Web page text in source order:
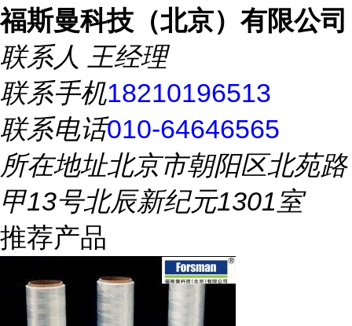
福斯曼科技（北京）有限公司
联系人 王经理
联系手机18210196513
联系电话010-64646565
所在地址北京市朝阳区北苑路
甲13号北辰新纪元1301室
推荐产品